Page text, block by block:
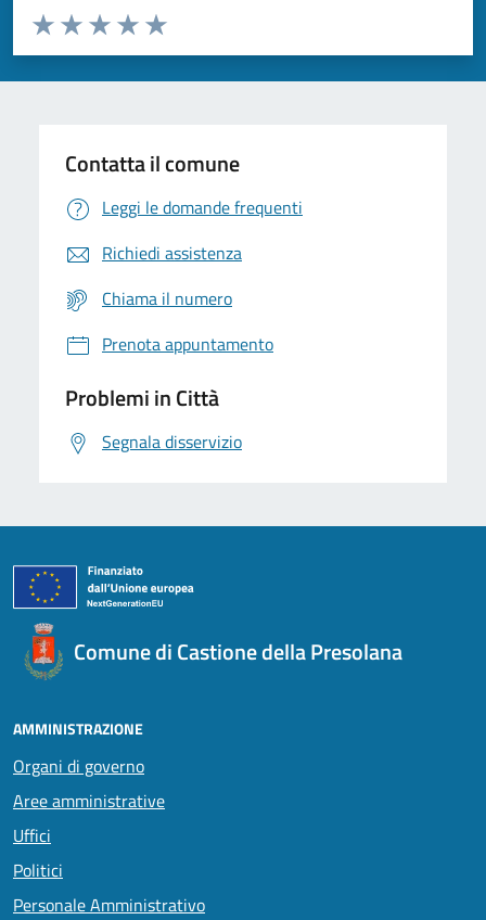
Domanda
Valuta da 1 a 5 stelle la pagina
Valuta 5 stelle su 5
Valuta 4 stelle su 5
Valuta 3 stelle su 5
Valuta 2 stelle su 5
Valuta 1 stelle su 5
Contatta il comune
Leggi le domande frequenti
Richiedi assistenza
Chiama il numero
Prenota appuntamento
Problemi in Città
Segnala disservizio
Comune di Castione della Presolana
AMMINISTRAZIONE
Organi di governo
Aree amministrative
Uffici
Politici
Personale Amministrativo